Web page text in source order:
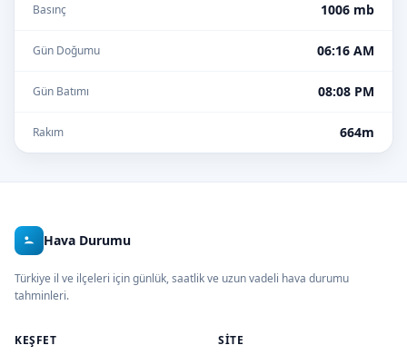
Basınç 1006 mb
Gün Doğumu 06:16 AM
Gün Batımı 08:08 PM
Rakım 664m
Hava Durumu
Türkiye il ve ilçeleri için günlük, saatlik ve uzun vadeli hava durumu
tahminleri.
KEŞFET SITE